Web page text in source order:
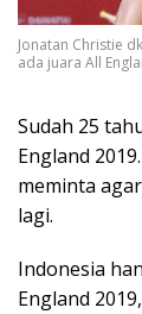
Jonatan Christie
ada juara All
Sudah 25
England
meminta
lagi.
Indonesia
England